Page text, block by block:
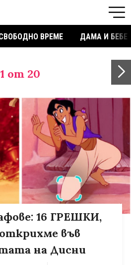
ВРЕМЕ ДАМА И БЕБЕ
1 от 20
16 ГРЕШКИ,
във
на Дисни